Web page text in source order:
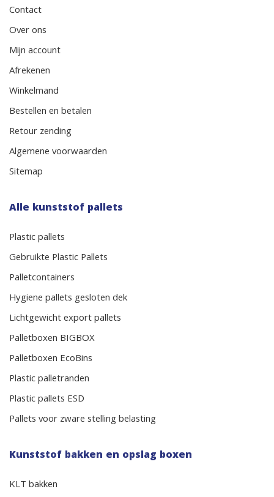
Contact
Over ons
Mijn account
Afrekenen
Winkelmand
Bestellen en betalen
Retour zending
Algemene voorwaarden
Sitemap
Alle kunststof pallets
Plastic pallets
Gebruikte Plastic Pallets
Palletcontainers
Hygiene pallets gesloten dek
Lichtgewicht export pallets
Palletboxen BIGBOX
Palletboxen EcoBins
Plastic palletranden
Plastic pallets ESD
Pallets voor zware stelling belasting
Kunststof bakken en opslag boxen
KLT bakken